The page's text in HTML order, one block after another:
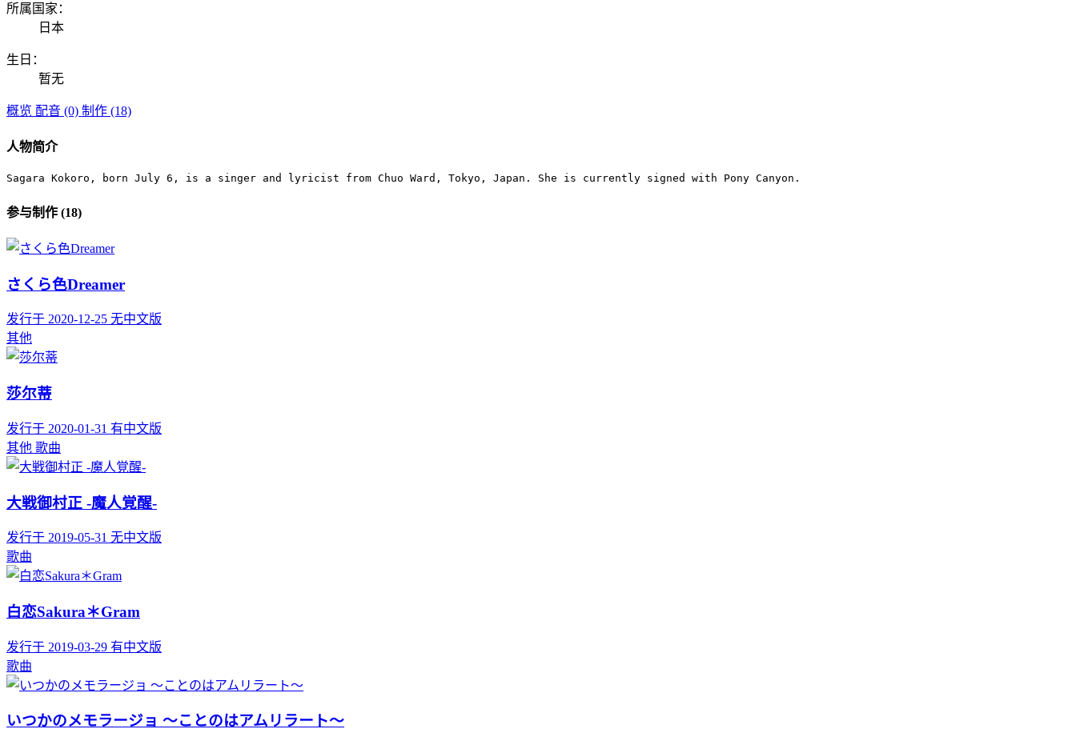
所属国家：
日本
生日：
暂无
概览 配音 (0) 制作 (18)
人物简介
Sagara Kokoro, born July 6, is a singer and lyricist from Chuo Ward, Tokyo, Japan. She is currently signed with Pony Canyon.
参与制作 (18)
さくら色Dreamer
发行于 2020-12-25 无中文版
其他
莎尔蒂
发行于 2020-01-31 有中文版
其他 歌曲
大戦御村正 -魔人覚醒-
发行于 2019-05-31 无中文版
歌曲
白恋Sakura＊Gram
发行于 2019-03-29 有中文版
歌曲
いつかのメモラージョ ～ことのはアムリラート～